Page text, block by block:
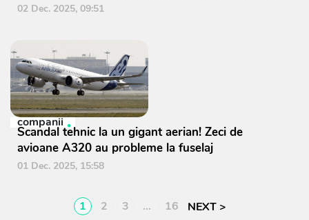
02 Dec. 2025, 09:51
companii
Scandal tehnic la un gigant aerian! Zeci de
avioane A320 au probleme la fuselaj
01 Dec. 2025, 15:58
1 2 3 … 16